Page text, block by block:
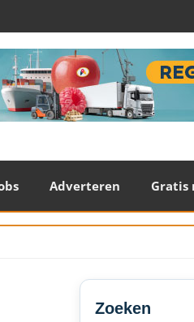
Adverteren Gratis
Secondary
Sidebar
Zoeken